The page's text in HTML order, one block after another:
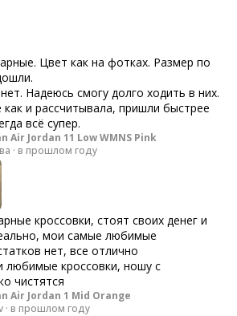
Цвет как на фотках. Размер по
Надеюсь смогу долго ходить в них.
как и рассчитывала, пришли быстрее
всё супер.
Air Jordan 11 Low WMNS Pink
· в прошлом году
кроссовки, стоят своих денег и
мои самые любимые
нет, все отлично
любимые кроссовки, ношу с
чистятся
Air Jordan 1 Mid Orange
· в прошлом году